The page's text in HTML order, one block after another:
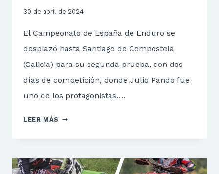
30 de abril de 2024
El Campeonato de España de Enduro se
desplazó hasta Santiago de Compostela
(Galicia) para su segunda prueba, con dos
días de competición, donde Julio Pando fue
uno de los protagonistas….
LEER MÁS ¡GRAN
PARA